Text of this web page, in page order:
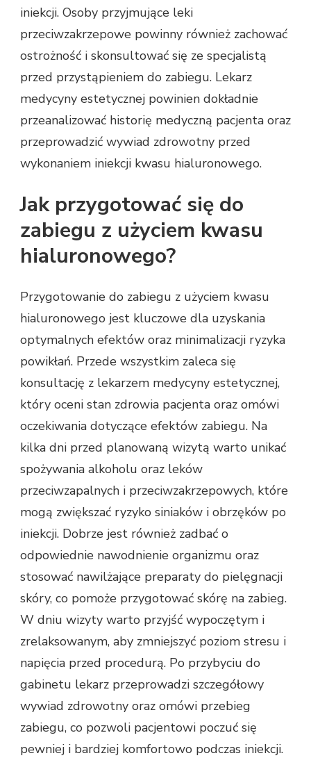
iniekcji. Osoby przyjmujące leki
przeciwzakrzepowe powinny również zachować
ostrożność i skonsultować się ze specjalistą
przed przystąpieniem do zabiegu. Lekarz
medycyny estetycznej powinien dokładnie
przeanalizować historię medyczną pacjenta oraz
przeprowadzić wywiad zdrowotny przed
wykonaniem iniekcji kwasu hialuronowego.
Jak przygotować się do
zabiegu z użyciem kwasu
hialuronowego?
Przygotowanie do zabiegu z użyciem kwasu
hialuronowego jest kluczowe dla uzyskania
optymalnych efektów oraz minimalizacji ryzyka
powikłań. Przede wszystkim zaleca się
konsultację z lekarzem medycyny estetycznej,
który oceni stan zdrowia pacjenta oraz omówi
oczekiwania dotyczące efektów zabiegu. Na
kilka dni przed planowaną wizytą warto unikać
spożywania alkoholu oraz leków
przeciwzapalnych i przeciwzakrzepowych, które
mogą zwiększać ryzyko siniaków i obrzęków po
iniekcji. Dobrze jest również zadbać o
odpowiednie nawodnienie organizmu oraz
stosować nawilżające preparaty do pielęgnacji
skóry, co pomoże przygotować skórę na zabieg.
W dniu wizyty warto przyjść wypoczętym i
zrelaksowanym, aby zmniejszyć poziom stresu i
napięcia przed procedurą. Po przybyciu do
gabinetu lekarz przeprowadzi szczegółowy
wywiad zdrowotny oraz omówi przebieg
zabiegu, co pozwoli pacjentowi poczuć się
pewniej i bardziej komfortowo podczas iniekcji.